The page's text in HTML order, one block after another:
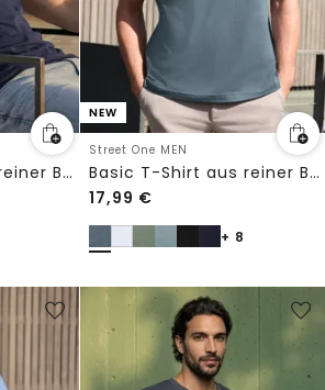
Basic T-Shirt aus reiner Baumwolle
NEW
Street One MEN
Basic T-Shirt aus reiner Baumwolle
17,99 €
+ 8